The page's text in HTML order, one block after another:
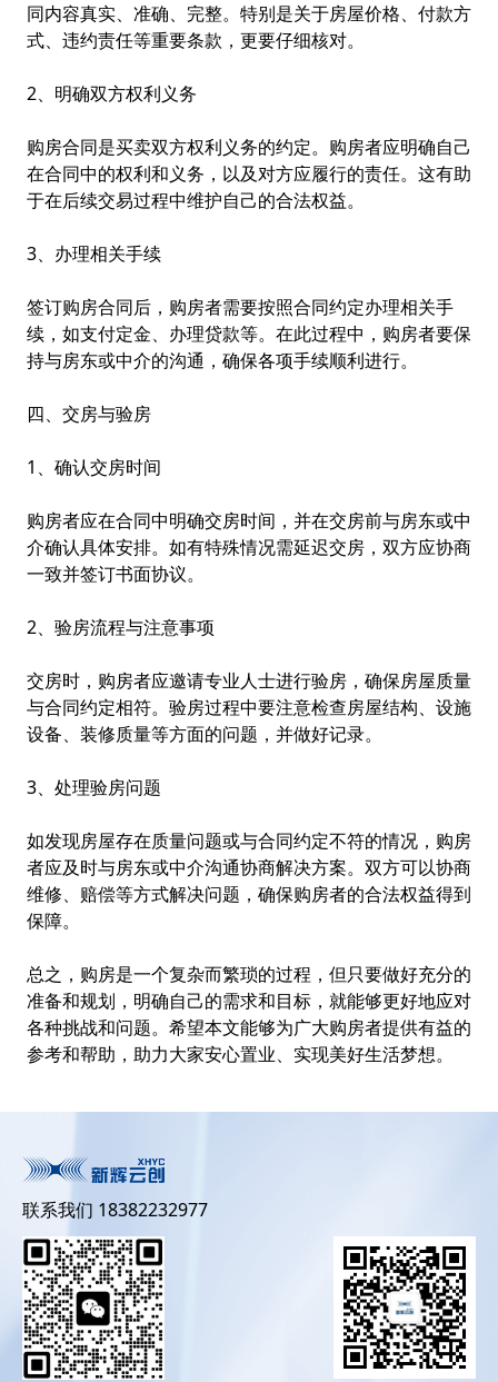
同内容真实、准确、完整。特别是关于房屋价格、付款方
式、违约责任等重要条款，更要仔细核对。
2、明确双方权利义务
购房合同是买卖双方权利义务的约定。购房者应明确自己
在合同中的权利和义务，以及对方应履行的责任。这有助
于在后续交易过程中维护自己的合法权益。
3、办理相关手续
签订购房合同后，购房者需要按照合同约定办理相关手
续，如支付定金、办理贷款等。在此过程中，购房者要保
持与房东或中介的沟通，确保各项手续顺利进行。
四、交房与验房
1、确认交房时间
购房者应在合同中明确交房时间，并在交房前与房东或中
介确认具体安排。如有特殊情况需延迟交房，双方应协商
一致并签订书面协议。
2、验房流程与注意事项
交房时，购房者应邀请专业人士进行验房，确保房屋质量
与合同约定相符。验房过程中要注意检查房屋结构、设施
设备、装修质量等方面的问题，并做好记录。
3、处理验房问题
如发现房屋存在质量问题或与合同约定不符的情况，购房
者应及时与房东或中介沟通协商解决方案。双方可以协商
维修、赔偿等方式解决问题，确保购房者的合法权益得到
保障。
总之，购房是一个复杂而繁琐的过程，但只要做好充分的
准备和规划，明确自己的需求和目标，就能够更好地应对
各种挑战和问题。希望本文能够为广大购房者提供有益的
参考和帮助，助力大家安心置业、实现美好生活梦想。
联系我们 18382232977